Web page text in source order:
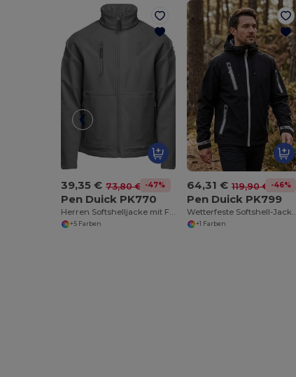
39,35 € 73,80 € -47%
Pen Duick PK770
+5 Farben
64,31 € 119,90 € -46%
Pen Duick PK799
+1 Farben